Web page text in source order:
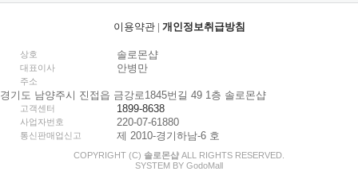
이용약관| 개인정보취급방침
상호 솔로몬샵
대표이사 안병만
주소
경기도 남양주시 진접읍 금강로1845번길 49 1층 솔로몬샵
고객센터 1899-8638
사업자번호 220-07-61880
통신판매업신고 제 2010-경기하남-6 호
COPYRIGHT (C) 솔로몬샵 ALL RIGHTS RESERVED.
SYSTEM BY GodoMall